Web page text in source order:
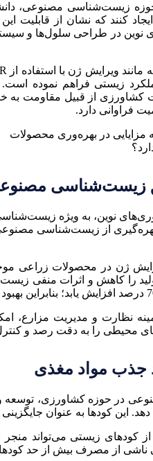
زیست‌شناسی مصنوعی،
کنند که نشان از قابلیت
نوین در طراحی سلول‌ها و
زیستی فراهم نموده
کشاورزی از قبیل مقاومت به
فراوانی دارد.
زیست‌شناسی
نوین، به ویژه
از زیست‌شناسی
ویرایش ژن در محصولات
نظارت و مدیریت مزارع،
محیطی را به دقت رصد و
جذب مواد مغذی
در حوزه کشاورزی، توسعه و
این کودها به عنوان
از کودهای زیستی می‌تواند
از مصرف بیش از حد